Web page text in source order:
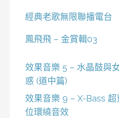
經典老歌無限聯播電台
鳳飛飛 – 金賞輯03
效果音樂 5 – 水晶鼓與
惑 (道中篇)
效果音樂 9 – X-Bass 超
位環繞音效